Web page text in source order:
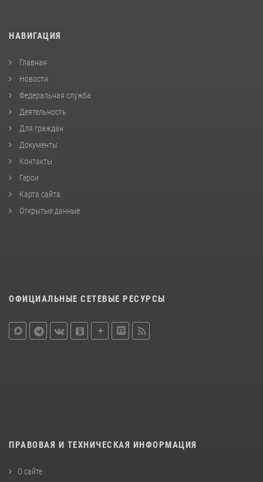
НАВИГАЦИЯ
Главная
Новости
Федеральная служба
Деятельность
Для граждан
Документы
Контакты
Герои
Карта сайта
Открытые данные
ОФИЦИАЛЬНЫЕ СЕТЕВЫЕ РЕСУРСЫ
ПРАВОВАЯ И ТЕХНИЧЕСКАЯ ИНФОРМАЦИЯ
О сайте